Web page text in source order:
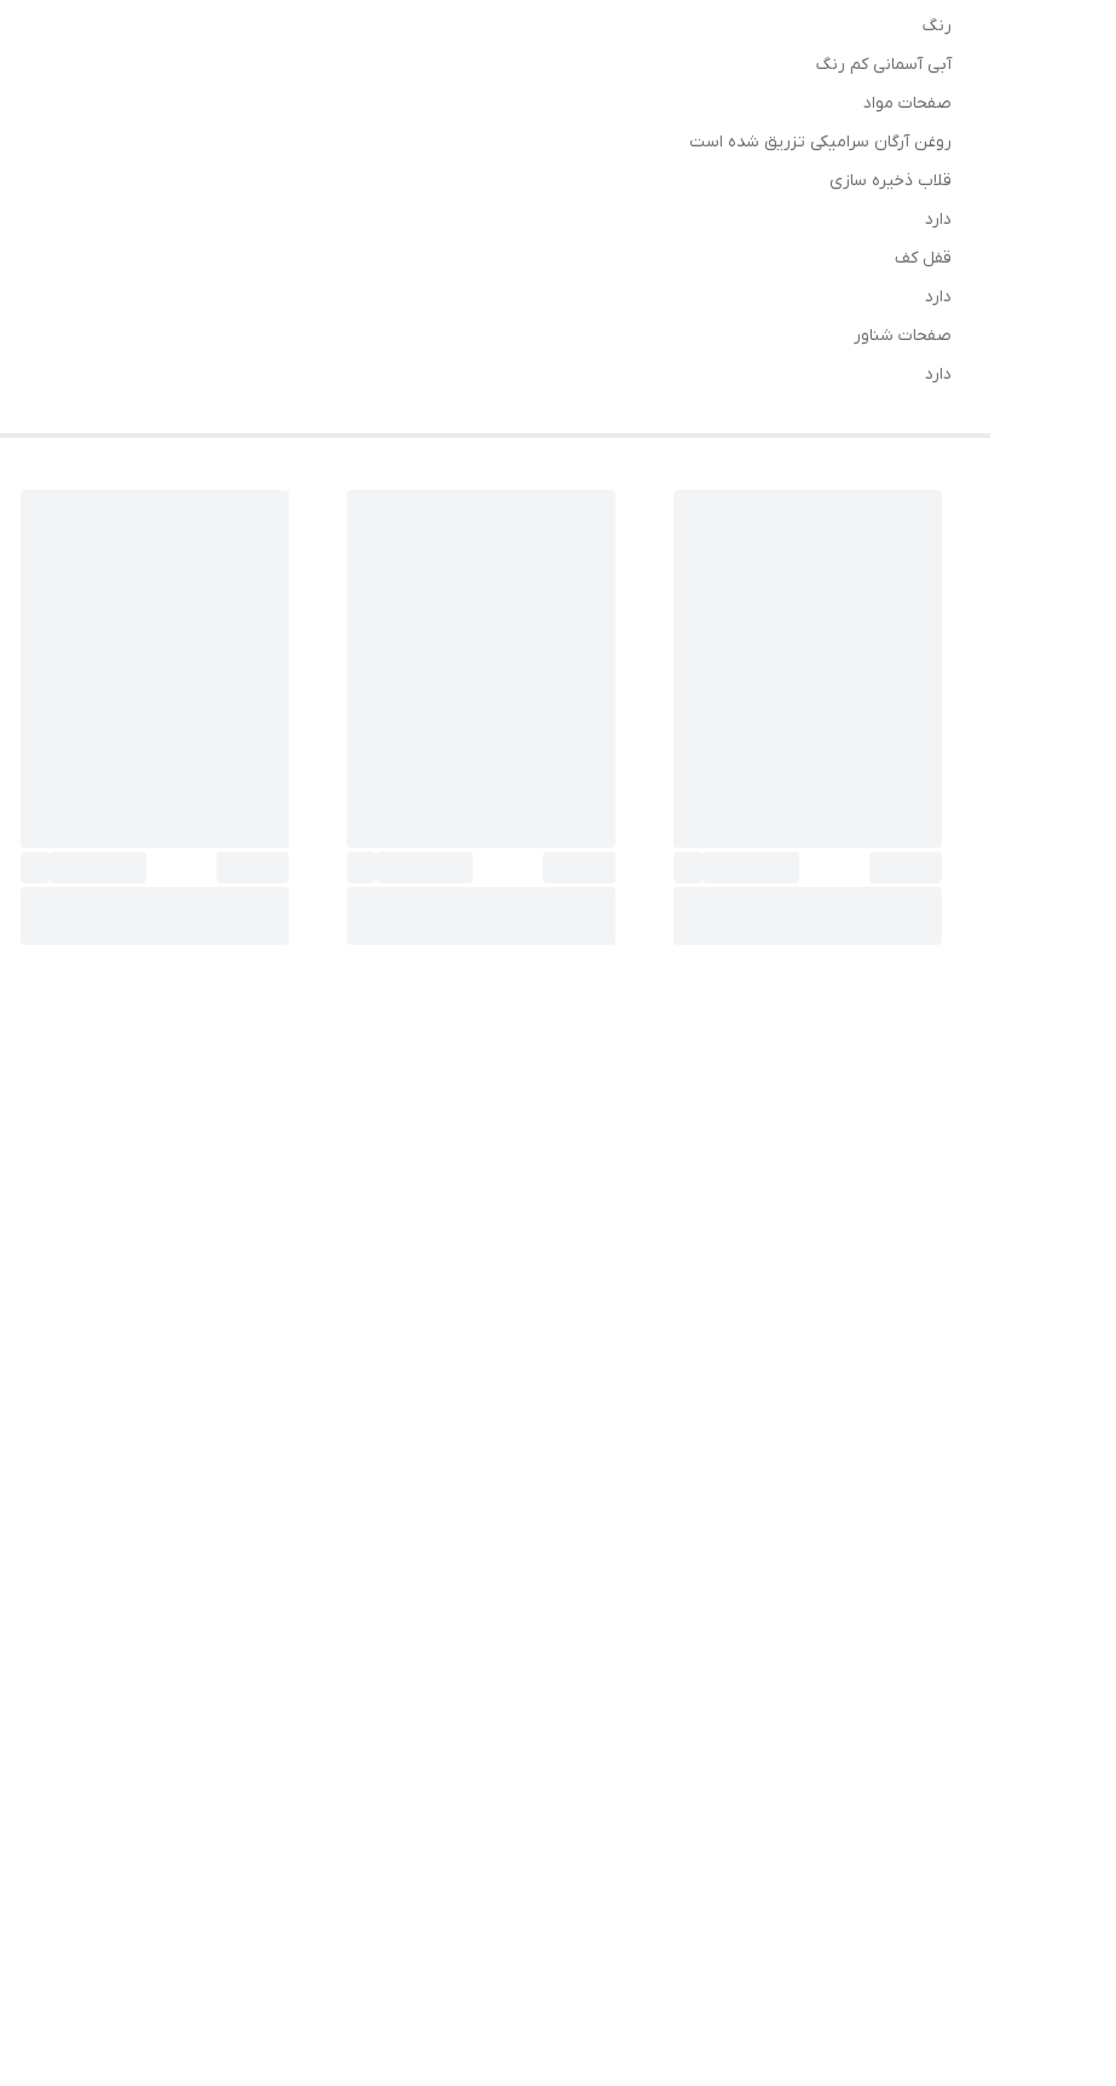
رنگ
آبی آسمانی کم رنگ
صفحات مواد
روغن آرگان سرامیکی تزریق شده است
قلاب ذخیره سازی
دارد
قفل کف
دارد
صفحات شناور
دارد